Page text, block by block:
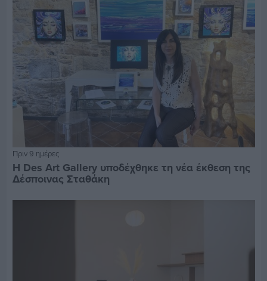
Πριν 9 ημέρες
Η Des Art Gallery υποδέχθηκε τη νέα έκθεση της
Δέσποινας Σταθάκη